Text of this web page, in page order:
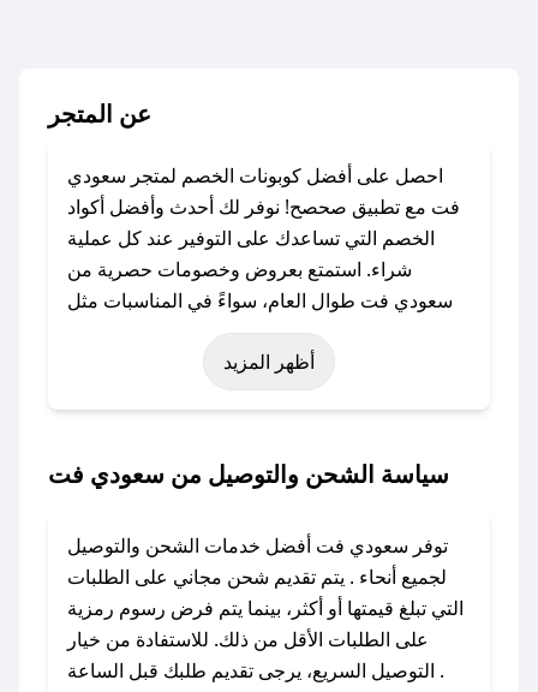
عن المتجر
احصل على أفضل كوبونات الخصم لمتجر سعودي
فت مع تطبيق صحصح! نوفر لك أحدث وأفضل أكواد
الخصم التي تساعدك على التوفير عند كل عملية
شراء. استمتع بعروض وخصومات حصرية من
سعودي فت طوال العام، سواءً في المناسبات مثل
عيد الفطر، عيد الأضحى، الجمعة البيضاء (شهر
نوفمبر)، رمضان، اليوم الوطني، يوم التأسيس، أو
حتى عروض خاصة أخرى.
باستخدام تطبيق صحصح، يمكنك العثور بسهولة على
تواصل معنا عبر تويتر أو البريد الإلكتروني لإضافته
بسرعة.
### كيفية استخدام كود خصم سعودي فت؟
1. انسخ كود الخصم من تطبيق صحصح.
أظهر المزيد
سياسة الشحن والتوصيل من سعودي فت
توفر سعودي فت أفضل خدمات الشحن والتوصيل
لجميع أنحاء . يتم تقديم شحن مجاني على الطلبات
التي تبلغ قيمتها أو أكثر، بينما يتم فرض رسوم رمزية
على الطلبات الأقل من ذلك. للاستفادة من خيار
التوصيل السريع، يرجى تقديم طلبك قبل الساعة .